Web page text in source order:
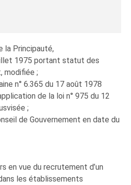
la Principauté,
1975 portant statut des
modifiée ;
n° 6.365 du 17 août 1978
de la loi n° 975 du 12
;
de Gouvernement en date du
en vue du recrutement d’un
les établissements